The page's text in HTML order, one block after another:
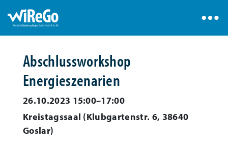
Abschlussworkshop
Energieszenarien
26.10.2023 15:00–17:00
Kreistagssaal (Klubgartenstr. 6, 38640
Goslar)